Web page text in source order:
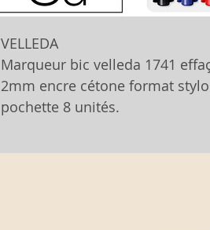
VELLEDA
Marqueur bic velleda 1741
2mm encre cétone format
pochette 8 unités.